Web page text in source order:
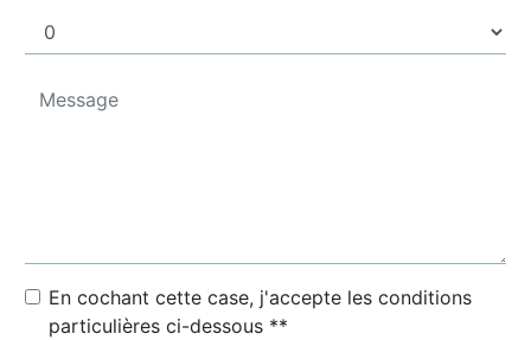
En cochant cette case, j'accepte les conditions
particulières ci-dessous **